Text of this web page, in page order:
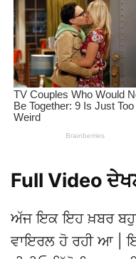
Full Video
ਅੱਜ ਇਕ ਇਹ ਖ਼ਬਰ
ਵਾਇਰਲ ਹੋ ਰਹੀ ਆ |